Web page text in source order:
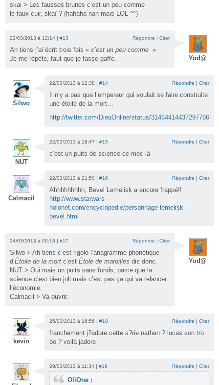
skai > Les fausses brunes c’est un peu comme
le faux cuir, skaï ? (hahaha nan mais LOL ^^)
Yod@
22/03/2013 à 12:14 | #13 Répondre | Citer
Ah tiens j’ai écrit trois fois « c’est un peu comme »
Je me répète, faut que je fasse gaffe.
Silwo
22/03/2013 à 12:38 | #14 Répondre | Citer
Il n’y a pas que l’empereur qui voulait se faire construite
une étoile de la mort…
http://twitter.com/DieuOnline/status/314644144372977664
NUT
22/03/2013 à 19:47 | #15 Répondre | Citer
c’est un puits de science ce mec là
Calmacil
22/03/2013 à 21:50 | #16 Répondre | Citer
Ahhhhhhhhh, Bevel Lemelisk a encore frappé!!
http://www.starwars-
holonet.com/encyclopedie/personnage-lemelisk-
bevel.html
Yod@
24/03/2013 à 09:18 | #17 Répondre | Citer
Silwo > Ah tiens c’est rigolo l’anagramme phonétique
d’Étoile de la mort c’est Étole de maroilles dis donc.
NUT > Oui mais un puits sans fonds, parce que la
science c’est bien joli mais c’est pas ça qui va relancer
l’économie.
Calmacil > Va ouvrir.
kevin
25/03/2013 à 16:56 | #18 Répondre | Citer
franchement j?adore cette s?rie nathan ? lucas son tro
bo ? voila jadore
29/03/2013 à 11:34 | #19 Répondre | Citer
OliOne :